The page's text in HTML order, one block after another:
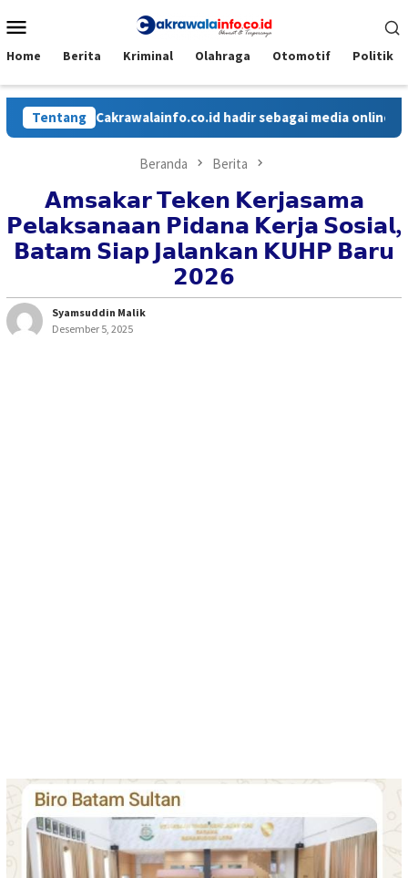
ke
Mobile
Home Berita Kriminal Olahraga Otomotif Politik
Tentang
Cakrawalainfo.co.id hadir sebagai media online yang
Beranda Berita
𝗔𝗺𝘀𝗮𝗸𝗮𝗿 𝗧𝗲𝗸𝗲𝗻 𝗞𝗲𝗿𝗷𝗮𝘀𝗮𝗺𝗮
𝗣𝗲𝗹𝗮𝗸𝘀𝗮𝗻𝗮𝗮𝗻 𝗣𝗶𝗱𝗮𝗻𝗮 𝗞𝗲𝗿𝗷𝗮 𝗦𝗼𝘀𝗶𝗮𝗹,
𝗕𝗮𝘁𝗮𝗺 𝗦𝗶𝗮𝗽 𝗝𝗮𝗹𝗮𝗻𝗸𝗮𝗻 𝗞𝗨𝗛𝗣 𝗕𝗮𝗿𝘂
𝟮𝟬𝟮𝟲
Syamsuddin Malik
Desember 5, 2025